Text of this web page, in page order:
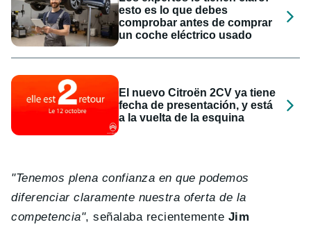
esto es lo que debes
comprobar antes de comprar
un coche eléctrico usado
El nuevo Citroën 2CV ya tiene
fecha de presentación, y está
a la vuelta de la esquina
"Tenemos plena confianza en que podemos
diferenciar claramente nuestra oferta de la
competencia", señalaba recientemente Jim